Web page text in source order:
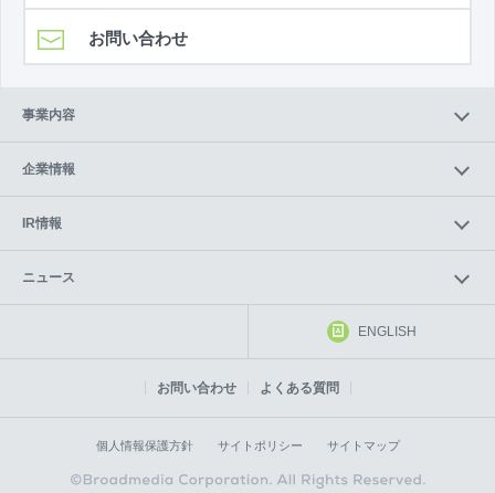
お問い合わせ
事業内容
企業情報
IR情報
ニュース
お問い合わせ よくある質問
ENGLISH
個人情報保護方針 サイトポリシー サイトマップ